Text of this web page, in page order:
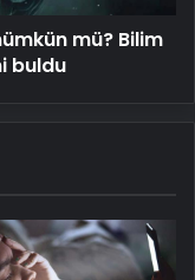
mü? Bilim
buldu